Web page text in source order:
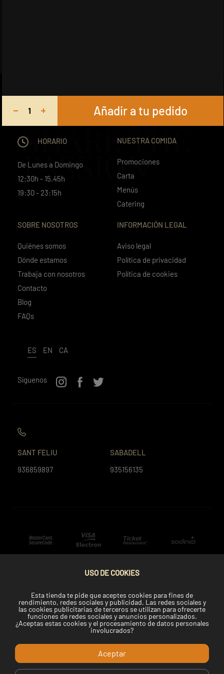
SHARE THE
PASSION
HORARIO
De Lunes a Domingo
12:30h - 15.45h
19:30 - 23:15h
NUESTRA COMIDA
Promociones
Carta
Menús
Catering
SOBRE NOSOTROS
Quiénes somos
Dónde estamos
Trabaja con nosotros
Contacto
Blog
FAQs
INFORMACIÓN LEGAL
Aviso legal
Política de privacidad
Política de cookies
ES EN CA
Síguenos
SANT FELIU
936859897
SABADELL
935156135
Copyright © 2024 Telemaki.com.Desarrollado por Dasys
USO DE COOKIES
Esta tienda te pide que aceptes cookies para fines de
rendimiento, redes sociales y publicidad. Las redes sociales y
las cookies publicitarias de terceros se utilizan para ofrecerte
funciones de redes sociales y anuncios personalizados.
¿Aceptas estas cookies y el procesamiento de datos personales
involucrados?
Aceptar
Añadir a tu pedido